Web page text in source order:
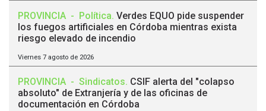
PROVINCIA - Política. Verdes EQUO pide suspender
los fuegos artificiales en Córdoba mientras exista
riesgo elevado de incendio
Viernes 7 agosto de 2026
PROVINCIA - Sindicatos. CSIF alerta del "colapso
absoluto" de Extranjería y de las oficinas de
documentación en Córdoba